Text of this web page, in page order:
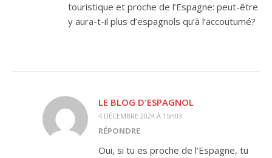
touristique et proche de l’Espagne: peut-être
y aura-t-il plus d’espagnols qu’à l’accoutumé?
LE BLOG D'ESPAGNOL
4 DÉCEMBRE 2024 À 15H03
RÉPONDRE
Oui, si tu es proche de l’Espagne, tu